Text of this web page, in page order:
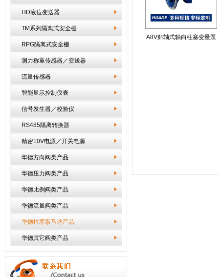
HD液位变送器
TM系列隔离式安全栅
RPG隔离式安全栅
测力称重传感器／变送器
流量传感器
智能显示控制仪表
信号发生器／校验仪
RS485隔离转换器
精密10V电源／开关电源
华德方向阀类产品
华德压力阀类产品
华德比例阀类产品
华德流量阀类产品
华德柱塞泵马达产品
华德其它阀类产品
A8V斜轴式轴向柱塞变量泵